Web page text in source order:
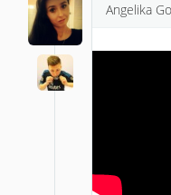
Angelika